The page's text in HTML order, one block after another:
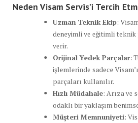
Neden Visam Servis’i Tercih
Uzman Teknik Ekip:
deneyimli ve eğitimli
verir.
Orijinal Yedek Parçalar:
işlemlerinde sadece
parçaları kullanılır.
Hızlı Müdahale: Arıza ve
odaklı bir yaklaşım
Müşteri Memnuniyeti: